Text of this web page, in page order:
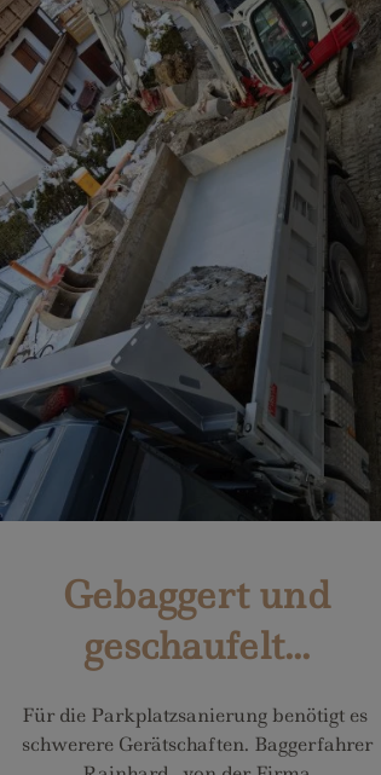
Gebaggert und
geschaufelt...
Für die Parkplatzsanierung benötigt es
schwerere Gerätschaften. Baggerfahrer